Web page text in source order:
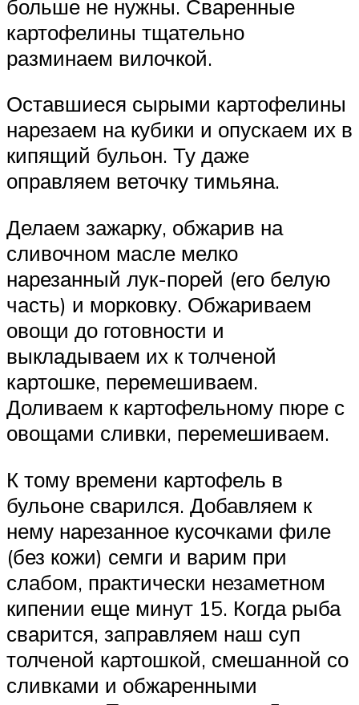
больше не нужны. Сваренные
картофелины тщательно
разминаем вилочкой.
Оставшиеся сырыми картофелины
нарезаем на кубики и опускаем их в
кипящий бульон. Ту даже
оправляем веточку тимьяна.
Делаем зажарку, обжарив на
сливочном масле мелко
нарезанный лук-порей (его белую
часть) и морковку. Обжариваем
овощи до готовности и
выкладываем их к толченой
картошке, перемешиваем.
Доливаем к картофельному пюре с
овощами сливки, перемешиваем.
К тому времени картофель в
бульоне сварился. Добавляем к
нему нарезанное кусочками филе
(без кожи) семги и варим при
слабом, практически незаметном
кипении еще минут 15. Когда рыба
сварится, заправляем наш суп
толченой картошкой, смешанной со
сливками и обжаренными